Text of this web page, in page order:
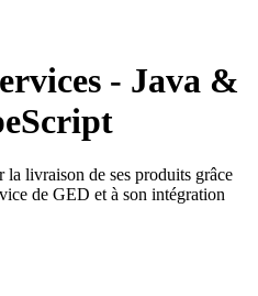
- Java &
la livraison de ses produits grâce
de GED et à son intégration